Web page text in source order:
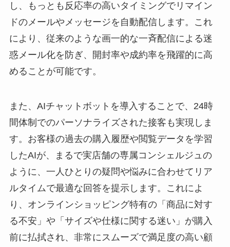
し、もっとも反応率の高いタイミングでリマイン
ドのメールやメッセージを自動配信します。これ
により、従来のような画一的な一斉配信による迷
惑メール化を防ぎ、開封率や成約率を飛躍的に高
めることが可能です。
また、AIチャットボットを導入することで、24時
間体制でのパーソナライズされた接客も実現しま
す。お客様の過去の購入履歴や閲覧データを学習
したAIが、まるで実店舗の専属コンシェルジュの
ように、一人ひとりの疑問や悩みに合わせてリア
ルタイムで最適な回答を提示します。これによ
り、オンラインショッピング特有の「商品に対す
る不安」や「サイズや仕様に関する迷い」が購入
前に払拭され、非常にスムーズで満足度の高い顧